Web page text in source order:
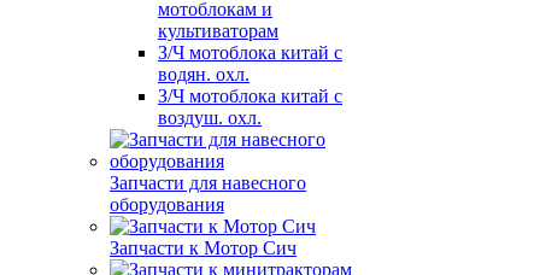
мотоблокам и
культиваторам
З/Ч мотоблока китай с
водян. охл.
З/Ч мотоблока китай с
воздуш. охл.
Запчасти для навесного
оборудования
Запчасти к Мотор Сич